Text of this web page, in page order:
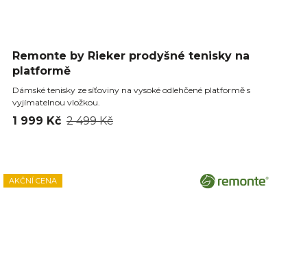
Remonte by Rieker prodyšné tenisky na
platformě
Dámské tenisky ze síťoviny na vysoké odlehčené platformě s
vyjímatelnou vložkou.
1 999 Kč 2 499 Kč
AKČNÍ CENA